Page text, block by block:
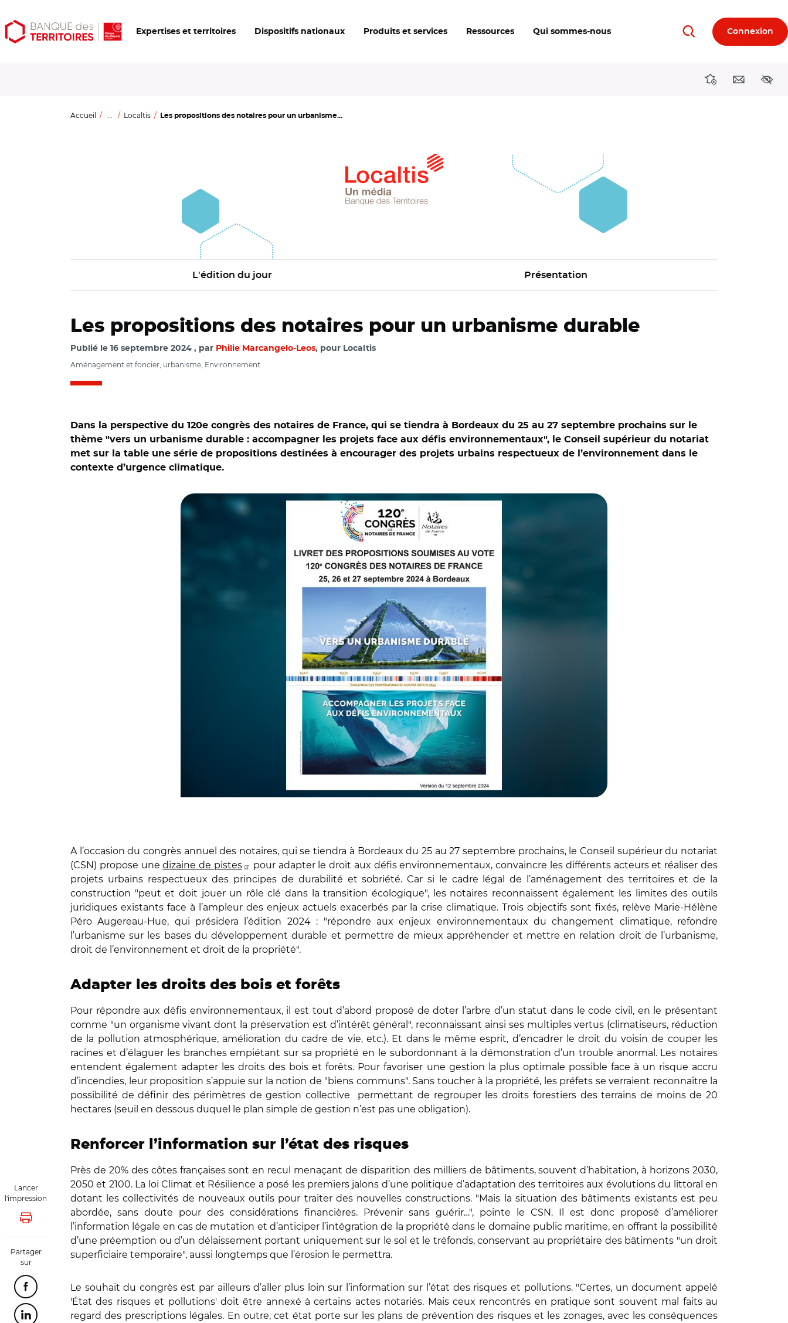
Aller
au
Aller
au
Ouvrir
les
Expertises et territoires Dispositifs nationaux Produits et services Ressources Qui sommes-nous RechercherConnexion
DirectionsContact
Accueil ... Localtis Les propositions des notaires pour un urbanisme...
L'édition du jour Présentation
Lancer
l'impression
Lancer l'impression
Partager
sur
Partager cette page sur Facebook
Partager cette page sur Linkedin
Les propositions des notaires pour un urbanisme durable
Publié le 16 septembre 2024 par Philie Marcangelo-Leos, pour Localtis
Aménagement et foncier, urbanisme, Environnement
Dans la perspective du 120e congrès des notaires de France, qui se tiendra à Bordeaux du 25 au 27 septembre prochains sur le
thème "vers un urbanisme durable : accompagner les projets face aux défis environnementaux", le Conseil supérieur du notariat
met sur la table une série de propositions destinées à encourager des projets urbains respectueux de l’environnement dans le
contexte d’urgence climatique.
A l’occasion du congrès annuel des notaires, qui se tiendra à Bordeaux du 25 au 27 septembre prochains, le Conseil supérieur du notariat
(CSN) propose unedizaine de pistes
pour adapter le droit aux défis environnementaux, convaincre les différents acteurs et réaliser des
projets urbains respectueux des principes de durabilité et sobriété. Car si le cadre légal de l’aménagement des territoires et de la
construction "peut et doit jouer un rôle clé dans la transition écologique", les notaires reconnaissent également les limites des outils
juridiques existants face à l’ampleur des enjeux actuels exacerbés par la crise climatique. Trois objectifs sont fixés, relève Marie-Hélène
Péro Augereau-Hue, qui présidera l’édition 2024 : "répondre aux enjeux environnementaux du changement climatique, refondre
l’urbanisme sur les bases du développement durable et permettre de mieux appréhender et mettre en relation droit de l’urbanisme,
droit de l’environnement et droit de la propriété".
Adapter les droits des bois et forêts
Pour répondre aux défis environnementaux, il est tout d’abord proposé de doter l’arbre d’un statut dans le code civil, en le présentant
comme "un organisme vivant dont la préservation est d’intérêt général", reconnaissant ainsi ses multiples vertus (climatiseurs, réduction
de la pollution atmosphérique, amélioration du cadre de vie, etc.). Et dans le même esprit, d’encadrer le droit du voisin de couper les
racines et d’élaguer les branches empiétant sur sa propriété en le subordonnant à la démonstration d’un trouble anormal. Les notaires
entendent également adapter les droits des bois et forêts. Pour favoriser une gestion la plus optimale possible face à un risque accru
d’incendies, leur proposition s’appuie sur la notion de "biens communs". Sans toucher à la propriété, les préfets se verraient reconnaître la
possibilité de définir des périmètres de gestion collective permettant de regrouper les droits forestiers des terrains de moins de 20
hectares (seuil en dessous duquel le plan simple de gestion n’est pas une obligation).
Renforcer l’information sur l’état des risques
Près de 20% des côtes françaises sont en recul menaçant de disparition des milliers de bâtiments, souvent d’habitation, à horizons 2030,
2050 et 2100. La loi Climat et Résilience a posé les premiers jalons d’une politique d’adaptation des territoires aux évolutions du littoral en
dotant les collectivités de nouveaux outils pour traiter des nouvelles constructions. "Mais la situation des bâtiments existants est peu
abordée, sans doute pour des considérations financières. Prévenir sans guérir…", pointe le CSN. Il est donc proposé d’améliorer
l’information légale en cas de mutation et d’anticiper l’intégration de la propriété dans le domaine public maritime, en offrant la possibilité
d’une préemption ou d’un délaissement portant uniquement sur le sol et le tréfonds, conservant au propriétaire des bâtiments "un droit
superficiaire temporaire", aussi longtemps que l’érosion le permettra.
Le souhait du congrès est par ailleurs d’aller plus loin sur l’information sur l’état des risques et pollutions. "Certes, un document appelé
'État des risques et pollutions' doit être annexé à certains actes notariés. Mais ceux rencontrés en pratique sont souvent mal faits au
regard des prescriptions légales. En outre, cet état porte sur les plans de prévention des risques et les zonages, avec les conséquences